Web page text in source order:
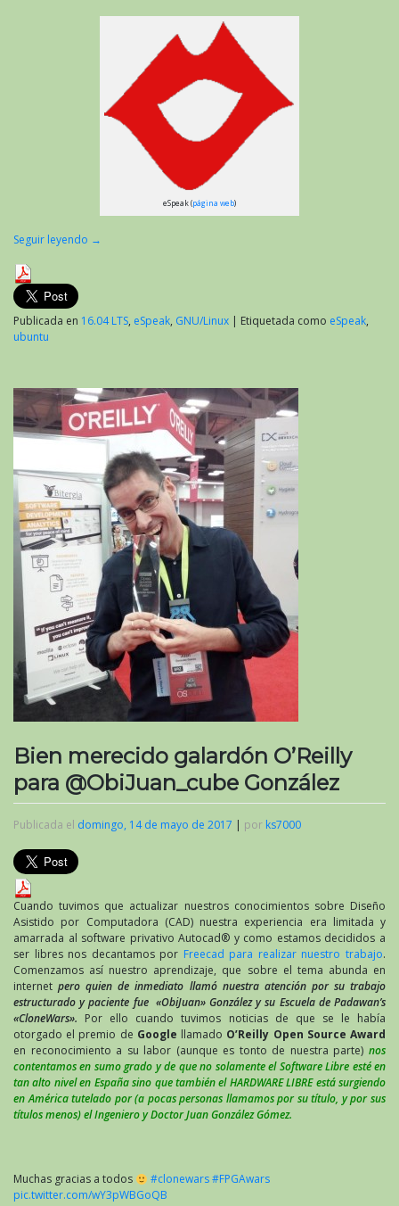
eSpeak (página web)
Seguir leyendo →
Publicada en 16.04 LTS, eSpeak, GNU/Linux | Etiquetada como eSpeak,
ubuntu
Bien merecido galardón O’Reilly
para @ObiJuan_cube González
Publicada el domingo, 14 de mayo de 2017 | por ks7000
Cuando tuvimos que actualizar nuestros conocimientos sobre Diseño
Asistido por Computadora (CAD) nuestra experiencia era limitada y
amarrada al software privativo Autocad® y como estamos decididos a
ser libres nos decantamos por Freecad para realizar nuestro trabajo.
Comenzamos así nuestro aprendizaje, que sobre el tema abunda en
internetpero quien de inmediato llamó nuestra atención por su trabajo
estructurado y paciente fue «ObiJuan» González y su Escuela de Padawan’s
«CloneWars». Por ello cuando tuvimos noticias de que se le había
otorgado el premio de Google llamado O’Reilly Open Source Award
en reconocimiento a su labor (aunque es tonto de nuestra parte) nos
contentamos en sumo grado y de que no solamente el Software Libre esté en
tan alto nivel en España sino que también el HARDWARE LIBRE está surgiendo
en América tutelado por (a pocas personas llamamos por su título, y por sus
títulos menos) el Ingeniero y Doctor Juan González Gómez.
Muchas gracias a todos #clonewars#FPGAwars
pic.twitter.com/wY3pWBGoQB